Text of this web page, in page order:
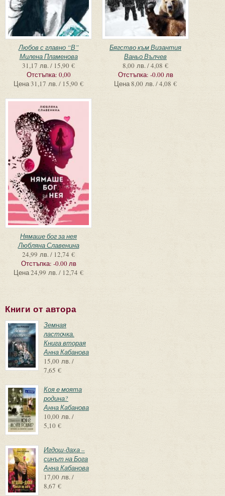
Любов с главно “В”
Милена Пламенова
31,17 лв. / 15,90 €
Отстъпка: 0,00
Цена31,17 лв. / 15,90 €
Бягство към Византия
Ваньо Вълчев
8,00 лв. / 4,08 €
Отстъпка: -0.00 лв
Цена8,00 лв. / 4,08 €
Нямаше бог за нея
Любляна Славенина
24,99 лв. / 12,74 €
Отстъпка: -0.00 лв
Цена24,99 лв. / 12,74 €
Книги от автора
Земная
ласточка.
Книга вторая
Анна Кабанова
15,00 лв. /
7,65 €
Коя е моята
родина?
Анна Кабанова
10,00 лв. /
5,10 €
Игдош-даха –
синът на Бога
Анна Кабанова
17,00 лв. /
8,67 €